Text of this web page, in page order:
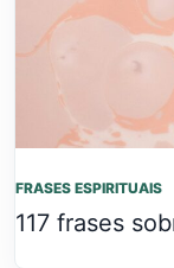
FRASES ESPIRITUAIS
117 frases